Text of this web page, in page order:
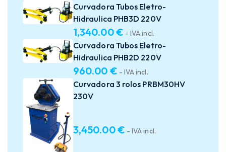
Curvadora Tubos Eletro-
Hidraulica PHB3D 220V
1,340.00€ - IVA incl.
Curvadora Tubos Eletro-
Hidraulica PHB2D 220V
960.00 € - IVA incl.
Curvadora 3 rolos PRBM30HV
230V
3,450.00€ - IVA incl.